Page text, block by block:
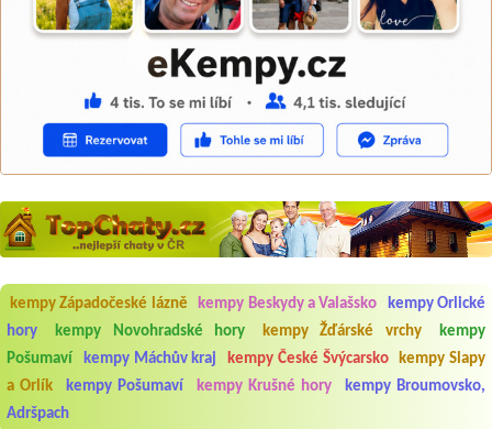
kempy Západočeské lázně kempy Beskydy a Valašsko
kempy Orlické
hory
kempy Novohradské hory kempy Žďárské vrchy
kempy
Pošumaví
kempy Máchův kraj kempy České Švýcarsko
kempy Slapy
a Orlík
kempy Pošumaví kempy Krušné hory
kempy Broumovsko,
Adršpach
Aneta Melicharová***
Byli jsme zde v týdnu od 25.7. do 1.8. 2026. Kemp jako takový je pěkný.
V umývárně i na WC bylo vždy čisto, doplněný papír i utěrky, což při
množství návštěvníků není samozřejmost. V kempu je obchod a
restaurace, kebab a další občerstvení. Co nás ale velice zklamalo byl
ubytovaných. Přes den jsem si připadala jak na pouti- z každého koutu
hrála jiná hudba.Kemp pěkný, ale takový rámus jsme ještě nezažili...